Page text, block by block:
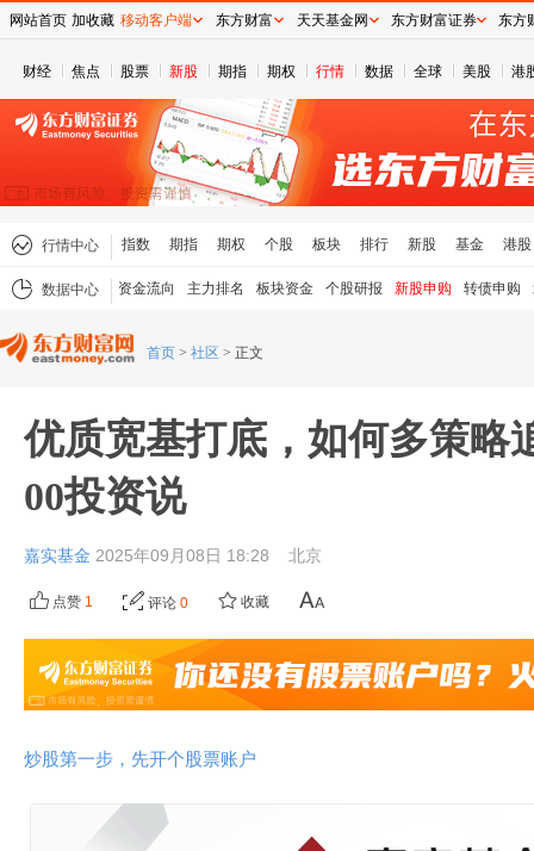
财经 焦点 股票 新股 期指 期权 行情 数据 全球 美股 港
行情中心 指数 期指 期权 个股 板块 排行 新股 基金 港股
数据中心 资金流向 主力排名 板块资金 个股研报 新股申购 转债申购
首页 > 社区 > 正文
优质宽基打底，如何多策略
00投资说
嘉实基金 2025年09月08日 18:28 北京
点赞 1 评论 0 收藏
炒股第一步，先开个股票账户
网站首页 加收藏 移动客户端 东方财富 天天基金网 东方财富证券 东方